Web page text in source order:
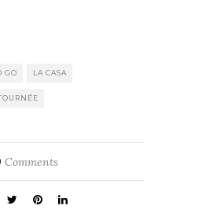
GO LA CASA
Comments